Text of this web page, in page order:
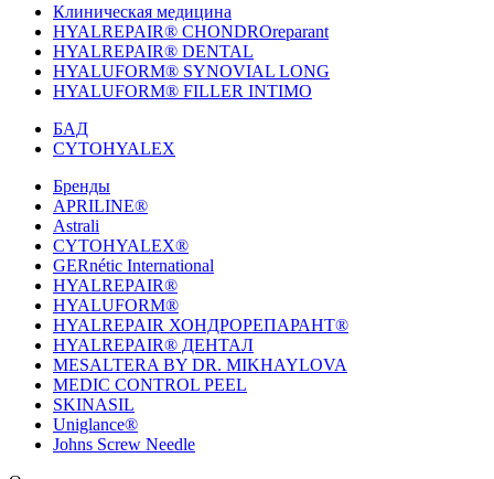
Клиническая медицина
HYALREPAIR® CHONDROreparant
HYALREPAIR® DENTAL
HYALUFORM® SYNOVIAL LONG
HYALUFORM® FILLER INTIMO
БАД
CYTOHYALEX
Бренды
APRILINE®
Astrali
CYTOHYALEX®
GERnétic International
HYALREPAIR®
HYALUFORM®
HYALREPAIR ХОНДРОРЕПАРАНТ®
HYALREPAIR® ДЕНТАЛ
MESALTERA BY DR. MIKHAYLOVA
MEDIC CONTROL PEEL
SKINASIL
Uniglance®
Johns Screw Needle